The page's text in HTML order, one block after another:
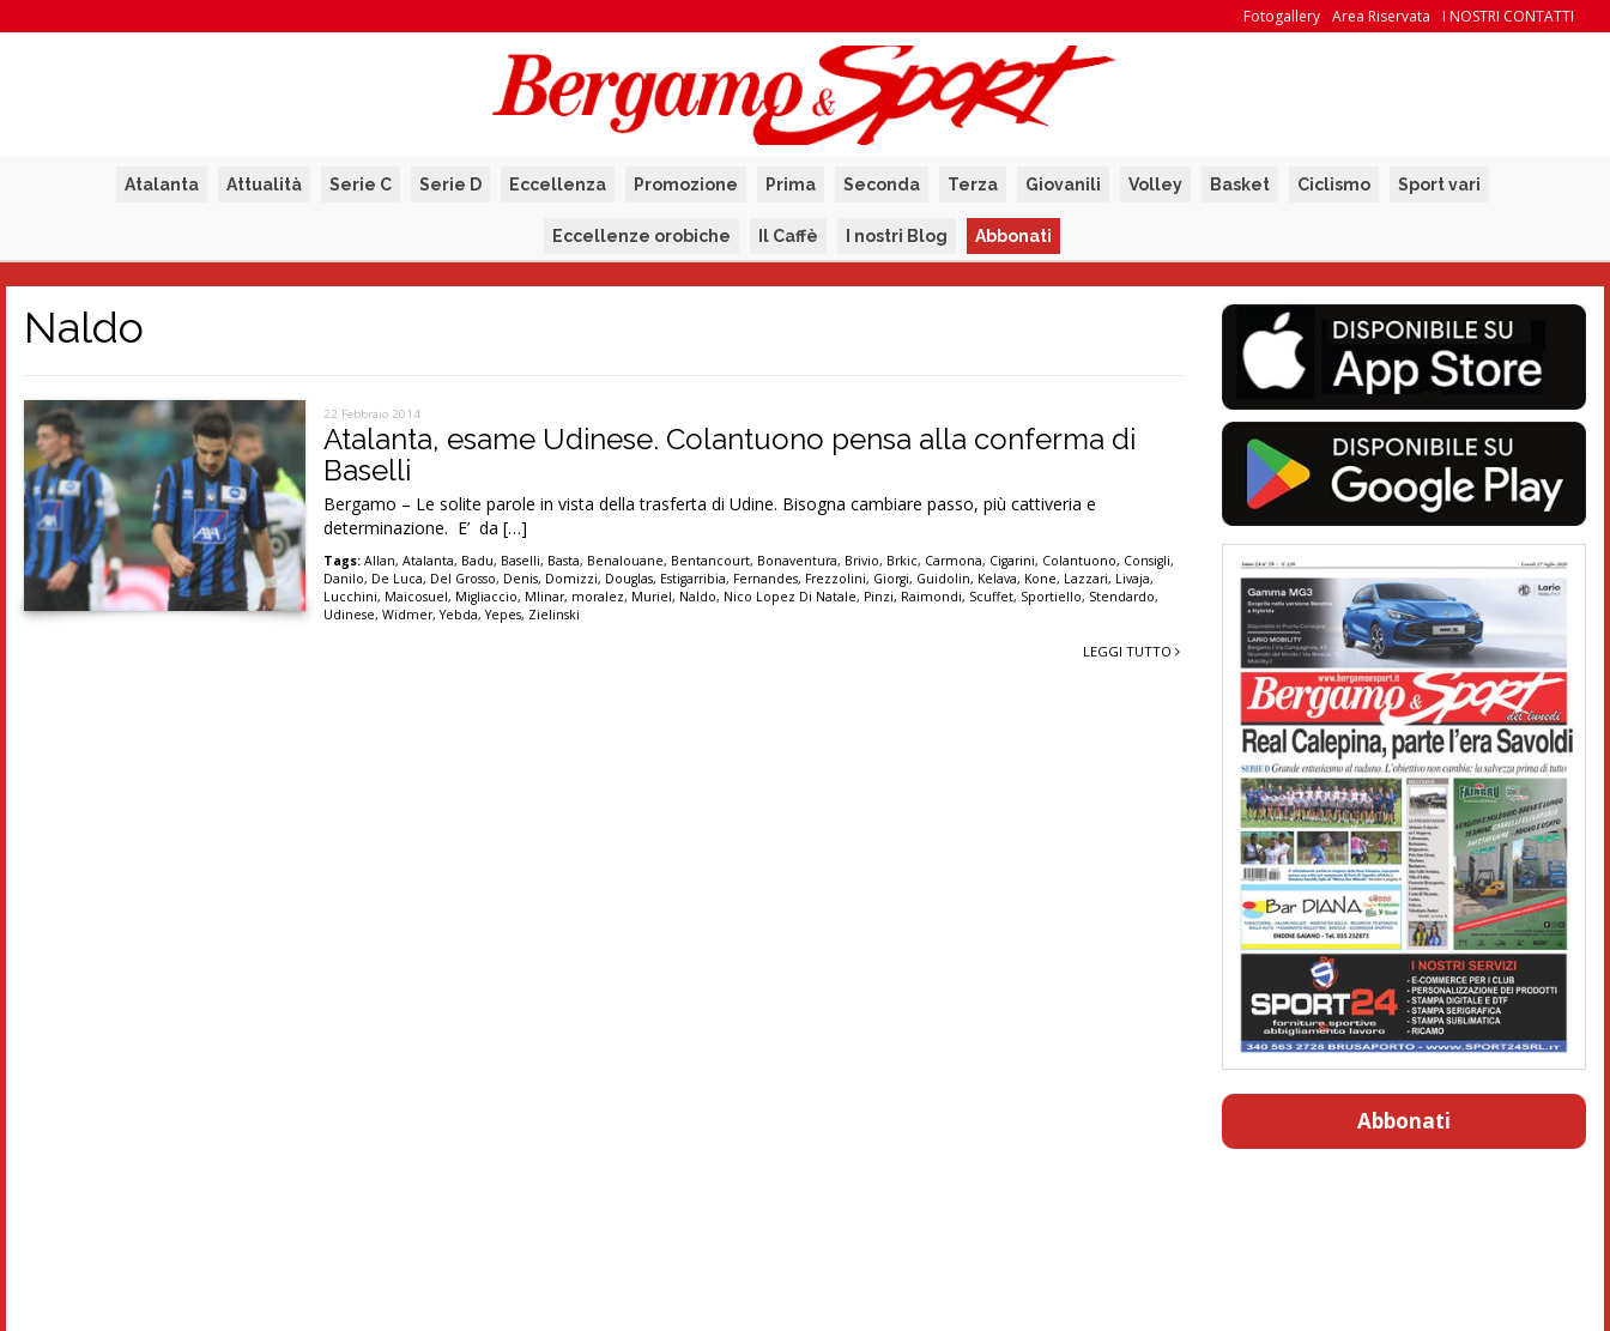
I NOSTRI CONTATTI
Area Riservata
Fotogallery
Atalanta Attualità Serie C Serie D Eccellenza Promozione Prima Seconda Terza Giovanili Volley Basket Ciclismo Sport vari
Eccellenze orobiche Il Caffè I nostri Blog Abbonati
Naldo
22 Febbraio 2014
Atalanta, esame Udinese. Colantuono pensa alla conferma di
Baselli
Bergamo – Le solite parole in vista della trasferta di Udine. Bisogna cambiare passo, più cattiveria e
determinazione. E’ da […]
Tags: Allan,Atalanta, Badu, Baselli, Basta, Benalouane, Bentancourt, Bonaventura, Brivio, Brkic, Carmona, Cigarini, Colantuono, Consigli,
Danilo, De Luca, Del Grosso, Denis, Domizzi, Douglas, Estigarribia, Fernandes, Frezzolini, Giorgi, Guidolin, Kelava, Kone, Lazzari, Livaja,
Lucchini, Maicosuel, Migliaccio, Mlinar, moralez, Muriel, Naldo, Nico Lopez Di Natale, Pinzi, Raimondi, Scuffet, Sportiello, Stendardo,
Udinese,Widmer,Yebda,Yepes, Zielinski
LEGGI TUTTO
Abbonati